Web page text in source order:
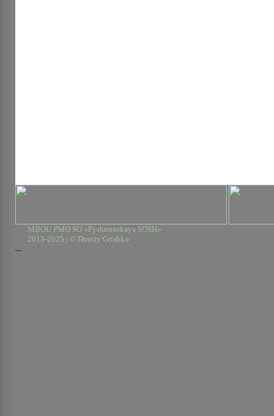
MBOU PMO SO «Pyshminskaya SOSH»
2013-2025 | © Dmitry Grishko
--